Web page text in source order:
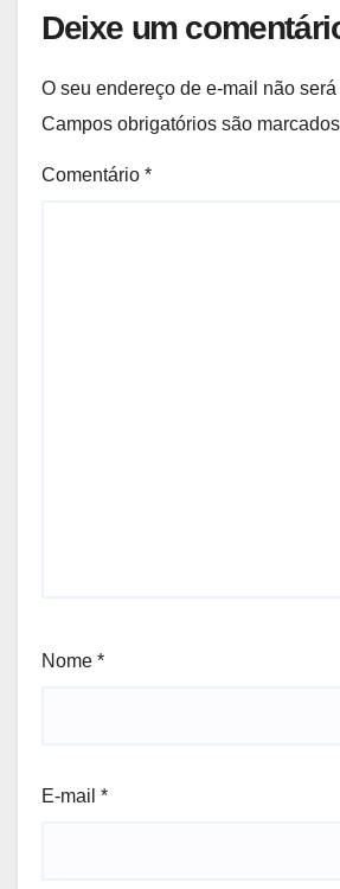
Deixe um
O seu endereço de e-mail não
Campos obrigatórios são
Comentário *
Nome *
E-mail *